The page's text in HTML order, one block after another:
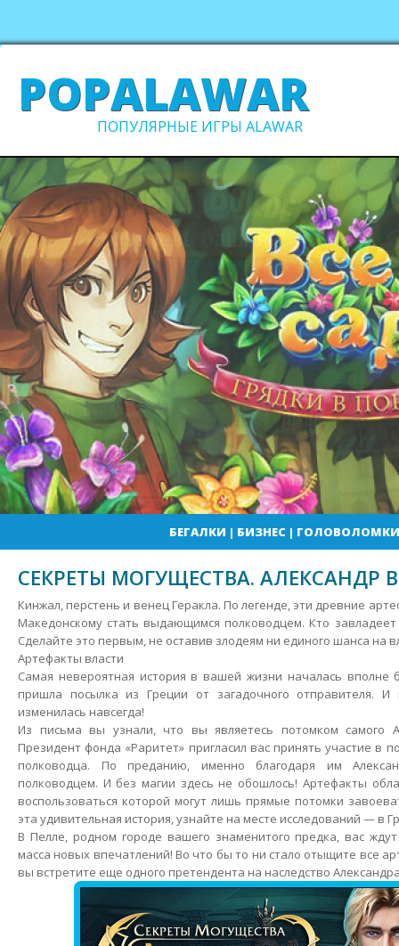
POPALAWAR
ПОПУЛЯРНЫЕ ИГРЫ ALAWAR
БЕГАЛКИ | БИЗНЕС| ГОЛОВОЛОМКИ
СЕКРЕТЫ МОГУЩЕСТВА. АЛЕКСАНДР
Кинжал, перстень и венец Геракла. По легенде, эти древние
Македонскому стать выдающимся полководцем. Кто
Сделайте это первым, не оставив злодеям ни единого шанса на
Артефакты власти
Самая невероятная история в вашей жизни началась вполне
пришла посылка из Греции от загадочного отправителя.
изменилась навсегда!
Из письма вы узнали, что вы являетесь потомком самого
Президент фонда «Раритет» пригласил вас принять участие в
полководца. По преданию, именно благодаря им
полководцем. И без магии здесь не обошлось! Артефакты
воспользоваться которой могут лишь прямые потомки
эта удивительная история, узнайте на месте исследований — в
В Пелле, родном городе вашего знаменитого предка, вас
масса новых впечатлений! Во что бы то ни стало отыщите все
вы встретите еще одного претендента на наследство